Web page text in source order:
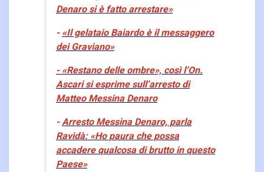
Denaro si è fatto arrestare»
-«Il gelataio Baiardo è il messaggero
dei Graviano»
- «Restano delle ombre», così l’On.
Ascari si esprime sull’arresto di
Matteo Messina Denaro
-Arresto Messina Denaro, parla
Ravidà: «Ho paura che possa
accadere qualcosa di brutto in questo
Paese»